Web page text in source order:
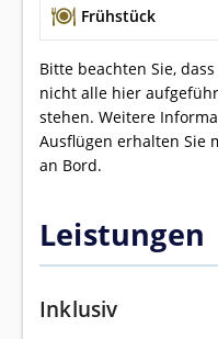
Frühstück
Bitte beachten Sie,
nicht alle hier
stehen. Weitere
Ausflügen erhalten Sie
an Bord.
Leistungen
Inklusiv